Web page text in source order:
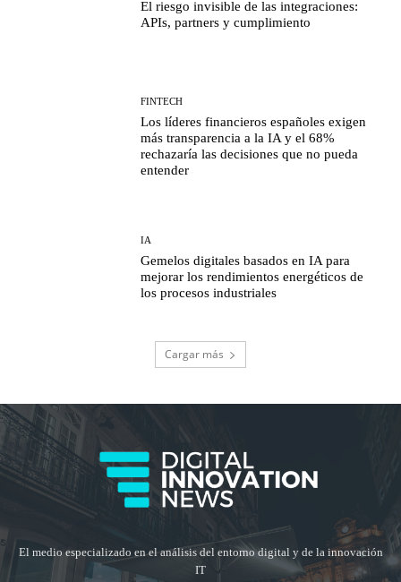
El riesgo invisible de las integraciones:
APIs, partners y cumplimiento
FINTECH
Los líderes financieros españoles exigen
más transparencia a la IA y el 68%
rechazaría las decisiones que no pueda
entender
IA
Gemelos digitales basados en IA para
mejorar los rendimientos energéticos de
los procesos industriales
Cargar más
El medio especializado en el análisis del entorno digital y de la innovación
IT